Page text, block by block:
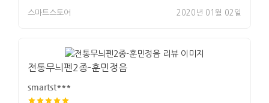
스마트스토어 2020년 01월 02일
전통무늬펜2종-훈민정음
smartst***